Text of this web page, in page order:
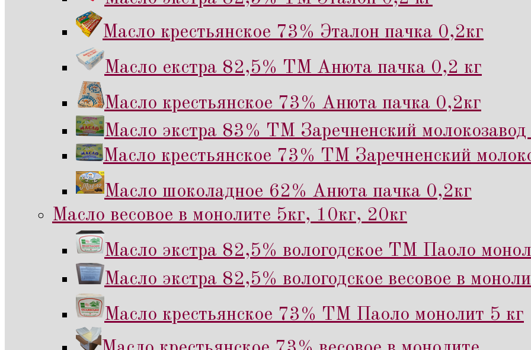
Масло крестьянское 73% Эталон пачка 0,2кг
Масло екстра 82,5% ТМ Анюта пачка 0,2 кг
Масло крестьянское 73% Анюта пачка 0,2кг
Масло экстра 83% ТМ Заречненский
Масло крестьянское 73% ТМ Заречненский
Масло шоколадное 62% Анюта пачка 0,2кг
Масло весовое в монолите 5кг, 10кг, 20кг
Масло экстра 82,5% вологодское ТМ Паоло
Масло экстра 82,5% вологодское весовое в
Масло крестьянское 73% ТМ Паоло монолит 5 кг